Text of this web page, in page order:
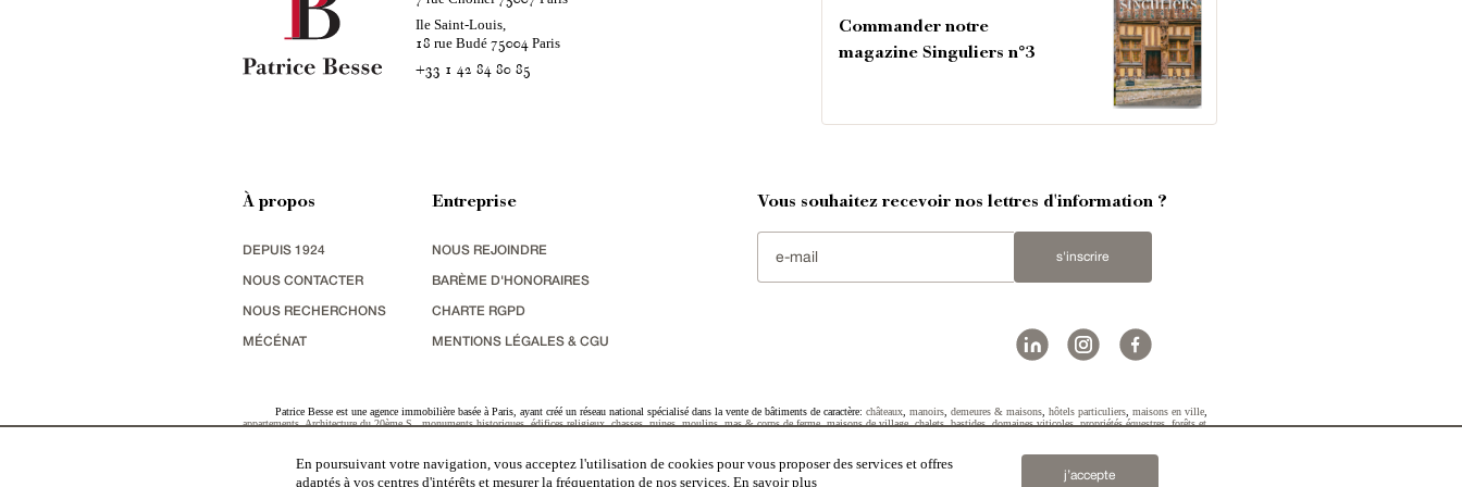
Ile Saint-Louis,
18 rue Budé 75004Paris
+33 1 42 84 80 85
Commander notre
magazine Singuliers n°3
À propos
DEPUIS 1924
NOUS CONTACTER
NOUS RECHERCHONS
MÉCÉNAT
Entreprise
NOUS REJOINDRE
BARÈME D'HONORAIRES
CHARTE RGPD
MENTIONS LÉGALES & CGU
Vous souhaitez recevoir nos lettres d'information ?
s'inscrire
Patrice Besse est une agence immobilière basée à Paris, ayant créé un réseau national spécialisé dans la vente de bâtiments de caractère: châteaux manoirs demeures & maisons hôtels particuliers maisons en ville
appartements,Architecture du 20ème S.,monuments historiques,édifices religieux,chasses,ruines,moulins,mas & corps de ferme,maisons de village,chalets,bastides,domaines viticoles,propriétés équestres,forêts et
En poursuivant votre navigation, vous acceptez l'utilisation de cookies pour vous proposer des services et offres
adaptés à vos centres d'intérêts et mesurer la fréquentation de nos services. En savoir plus j’accepte